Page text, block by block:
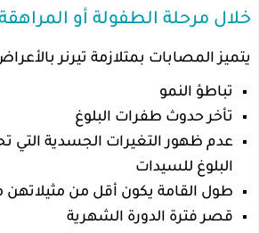
خلال مرحلة الطفولة أو
يتميز المصابات بمتلازمة تيرنر بالأعراض
تباطؤ النمو
تأخر حدوث طفرات البلوغ
عدم ظهور التغيرات الجسدية التي
البلوغ للسيدات
طول القامة يكون أقل من مثيلاتهن
قصر فترة الدورة الشهرية